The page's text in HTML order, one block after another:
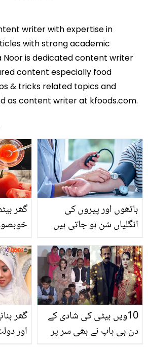
writer with expertise in
with strong academic
Noor is dedicated content writer
content especially food
& tricks related topics and
as content writer at kfoods.com.
گھر
کو
بنائیں
ہاتھوں اور پیروں کی
انگلیاں سُن ہو جاتی ہیں
ہے؟ جانیں ہائی بلڈ پریشر
کی 6 علامات جنہیں جان
کر آپ بڑے نقصاں سے بچ
سکتے ہیں ٓ
گھر
اور
10ویں بیٹی کی شادی کے
دن ہی باپ نے بھی سر پر